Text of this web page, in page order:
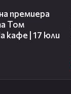
премиера
Том
кафе | 17 юли